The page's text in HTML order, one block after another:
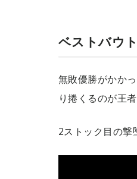
ベストバウ
無敗優勝がかか
り捲くるのが王
2ストック目の撃